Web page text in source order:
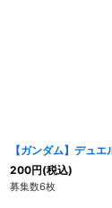
【ガンダム】デュ
200円(税込)
募集数6枚